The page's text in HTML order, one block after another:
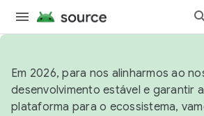
Em 2026, para nos alinharmos ao
desenvolvimento estável e garantir
plataforma para o ecossistema,